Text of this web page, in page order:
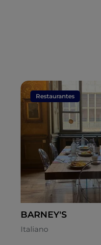
Restaurantes
BARNEY'S
Italiano